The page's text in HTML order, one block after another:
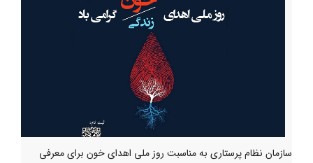
سازمان نظام پرستاری به مناسبت روز ملی اهدای خون برای معرفی